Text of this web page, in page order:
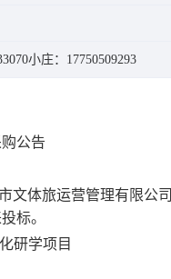
小庄：17750509293
公告
文体旅运营管理有限公司
标。
研学项目